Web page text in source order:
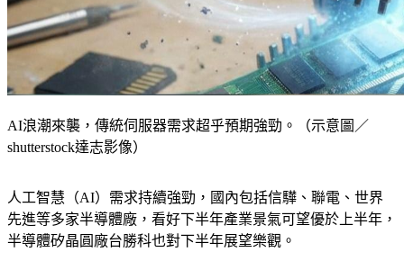
AI浪潮來襲，傳統伺服器需求超乎預期強勁。（示意圖／
shutterstock達志影像）
人工智慧（AI）需求持續強勁，國內包括信驊、聯電、世界
先進等多家半導體廠，看好下半年產業景氣可望優於上半年，
半導體矽晶圓廠台勝科也對下半年展望樂觀。